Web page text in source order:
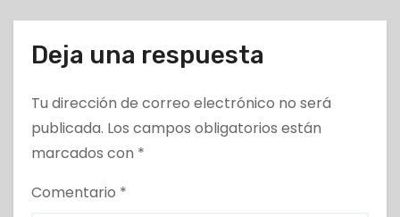
Deja una respuesta
Tu dirección de correo electrónico no será
publicada. Los campos obligatorios están
marcados con *
Comentario *